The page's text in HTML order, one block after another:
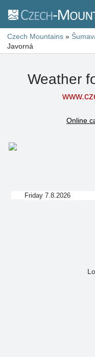
Czech Mountains »
Javorná
Weather
Online
Friday 7.8.2026